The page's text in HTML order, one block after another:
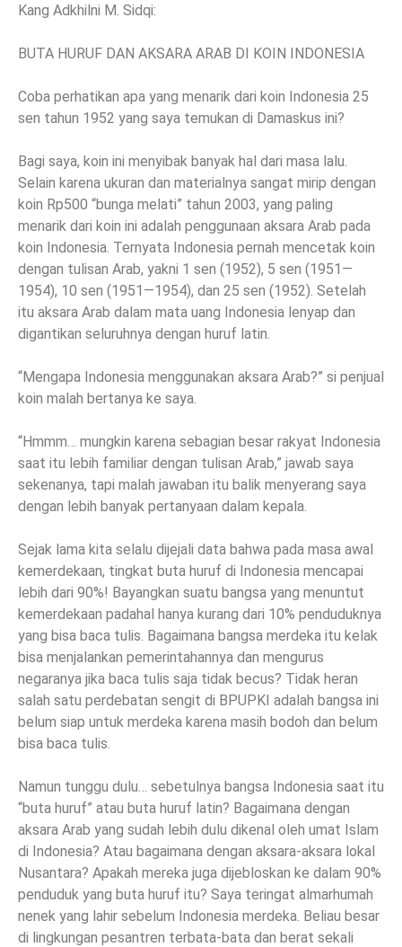
Kang Adkhilni M. Sidqi:
BUTA HURUF DAN AKSARA ARAB DI KOIN INDONESIA
Coba perhatikan apa yang menarik dari koin Indonesia 25
sen tahun 1952 yang saya temukan di Damaskus ini?
Bagi saya, koin ini menyibak banyak hal dari masa lalu.
Selain karena ukuran dan materialnya sangat mirip dengan
koin Rp500 “bunga melati” tahun 2003, yang paling
menarik dari koin ini adalah penggunaan aksara Arab pada
koin Indonesia. Ternyata Indonesia pernah mencetak koin
dengan tulisan Arab, yakni 1 sen (1952), 5 sen (1951—
1954), 10 sen (1951—1954), dan 25 sen (1952). Setelah
itu aksara Arab dalam mata uang Indonesia lenyap dan
digantikan seluruhnya dengan huruf latin.
“Mengapa Indonesia menggunakan aksara Arab?” si penjual
koin malah bertanya ke saya.
“Hmmm… mungkin karena sebagian besar rakyat Indonesia
saat itu lebih familiar dengan tulisan Arab,” jawab saya
sekenanya, tapi malah jawaban itu balik menyerang saya
dengan lebih banyak pertanyaan dalam kepala.
Sejak lama kita selalu dijejali data bahwa pada masa awal
kemerdekaan, tingkat buta huruf di Indonesia mencapai
lebih dari 90%! Bayangkan suatu bangsa yang menuntut
kemerdekaan padahal hanya kurang dari 10% penduduknya
yang bisa baca tulis. Bagaimana bangsa merdeka itu kelak
bisa menjalankan pemerintahannya dan mengurus
negaranya jika baca tulis saja tidak becus? Tidak heran
salah satu perdebatan sengit di BPUPKI adalah bangsa ini
belum siap untuk merdeka karena masih bodoh dan belum
bisa baca tulis.
Namun tunggu dulu… sebetulnya bangsa Indonesia saat itu
“buta huruf” atau buta huruf latin? Bagaimana dengan
aksara Arab yang sudah lebih dulu dikenal oleh umat Islam
di Indonesia? Atau bagaimana dengan aksara-aksara lokal
Nusantara? Apakah mereka juga dijebloskan ke dalam 90%
penduduk yang buta huruf itu? Saya teringat almarhumah
nenek yang lahir sebelum Indonesia merdeka. Beliau besar
di lingkungan pesantren terbata-bata dan berat sekali